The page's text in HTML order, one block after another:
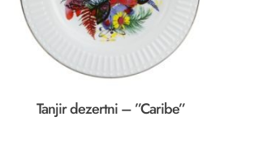
Tanjir dezertni – ”Caribe”